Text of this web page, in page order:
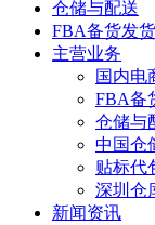
仓储与配送
FBA备货发货
主营业务
国内电
FBA备
仓储与
中国仓
贴标代
深圳仓
新闻资讯